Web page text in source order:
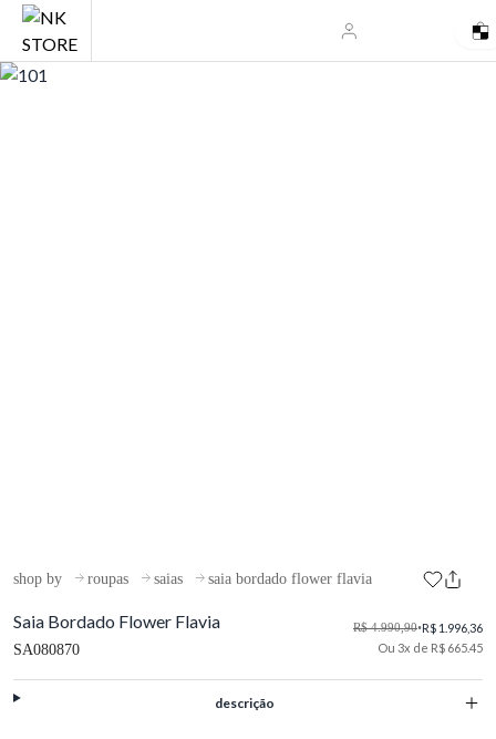
shop by roupas saias saia bordado flower flavia
Saia Bordado Flower Flavia
SA080870
R$ 4.990,90•R$ 1.996,36
Ou 3x de R$ 665.45
descrição